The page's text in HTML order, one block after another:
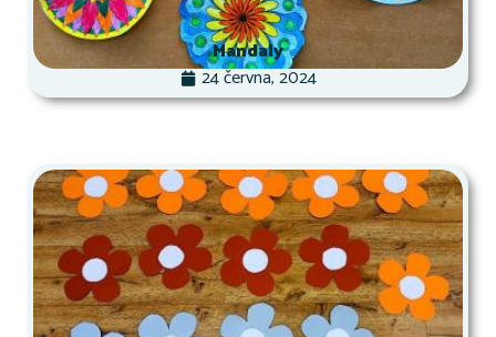
Mandaly
24 června, 2024